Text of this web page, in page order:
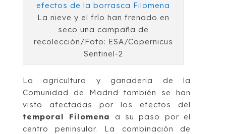
La nieve y el frío han frenado en
seco una campaña de
recolección/Foto: ESA/Copernicus
Sentinel-2
La agricultura y ganaderia de la
Comunidad de Madrid también se han
visto afectadas por los efectos del
temporal Filomena
a su paso por el
centro peninsular. La combinación de